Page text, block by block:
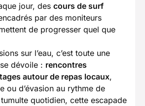
jour, des cours de surf
par des moniteurs
de progresser quel que
sur l’eau, c’est toute une
dévoile : rencontres
autour de repas locaux,
ou d’évasion au rythme de
tumulte quotidien, cette escapade